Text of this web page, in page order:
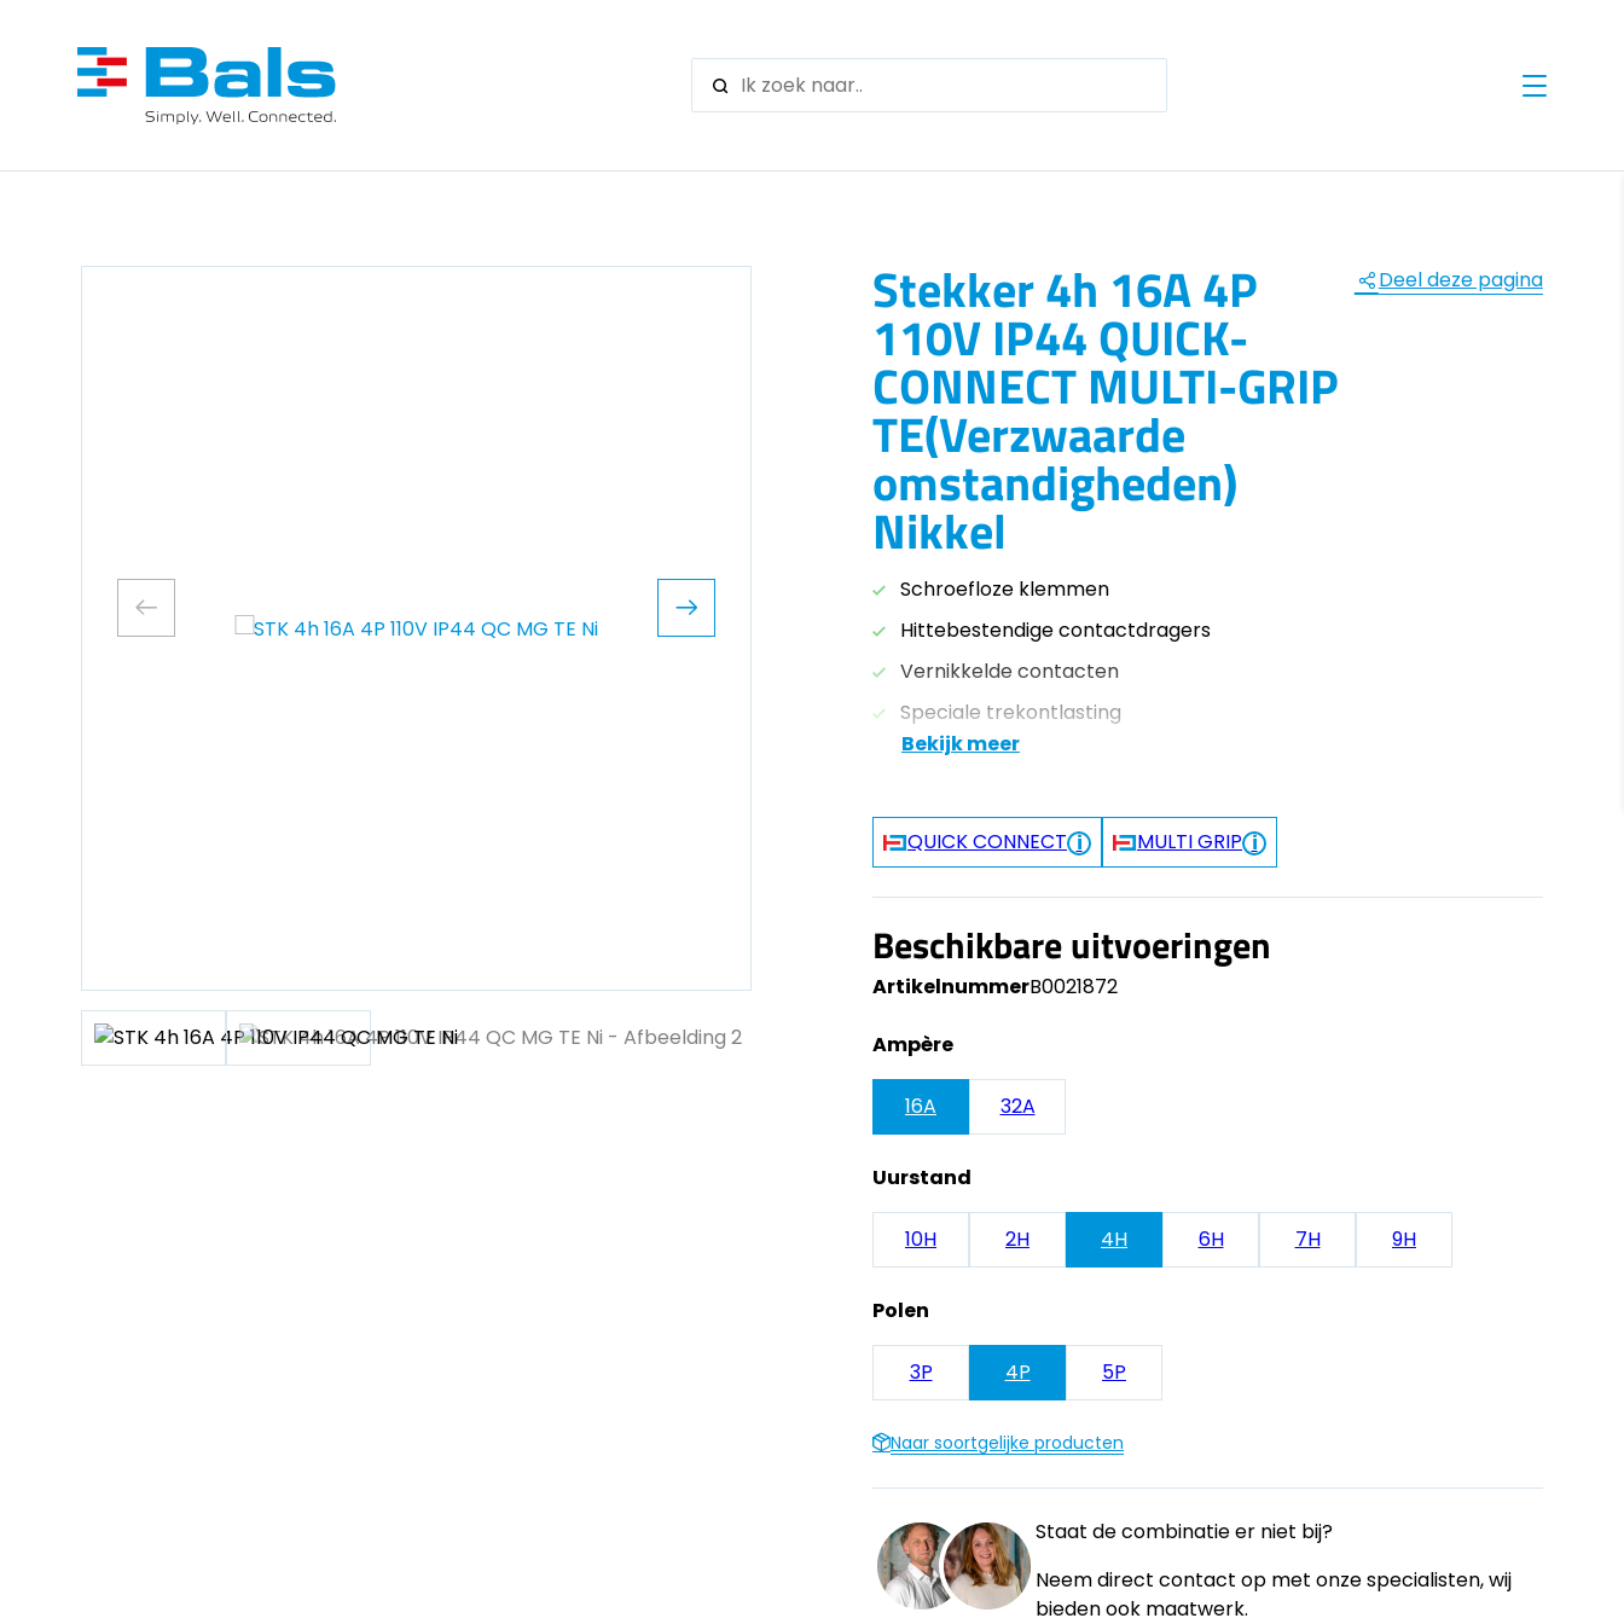
When autocomplete results are available use up and down arrows to
Stekker 4h 16A 4P
110V IP44 QUICK-
CONNECT MULTI-GRIP
TE(Verzwaarde
omstandigheden)
Nikkel
Deel deze pagina
Schroefloze klemmen
Hittebestendige contactdragers
Vernikkelde contacten
Speciale trekontlasting
Bekijk meer
QUICK CONNECT MULTI GRIP
Beschikbare uitvoeringen
ArtikelnummerB0021872
Ampère
16A 32A
Uurstand
10H 2H 4H 6H 7H 9H
Polen
3P 4P 5P
Naar soortgelijke producten
Staat de combinatie er niet bij?
Neem direct contact op met onze specialisten, wij
bieden ook maatwerk.